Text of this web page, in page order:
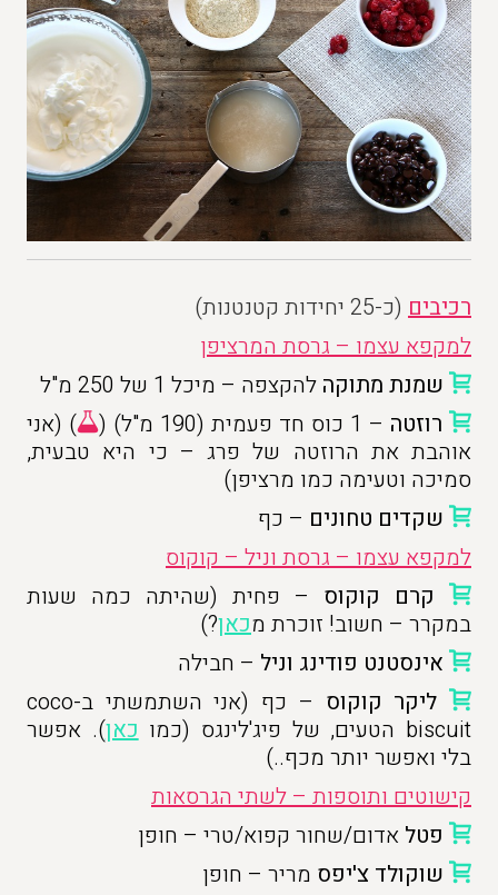
רכיבים (כ-25 יחידות קטנטנות)
למקפא עצמו – גרסת המרציפן
שמנת מתוקה להקצפה – מיכל 1 של 250 מ"ל
רוזטה – 1 כוס חד פעמית (190 מ"ל) (
) (אני
אוהבת את הרוזטה של פרג – כי היא טבעית,
סמיכה וטעימה כמו מרציפן)
שקדים טחונים – כף
למקפא עצמו – גרסת וניל – קוקוס
קרם קוקוס – פחית (שהיתה כמה שעות
במקרר – חשוב! זוכרת מכאן?)
אינסטנט פודינג וניל – חבילה
ליקר קוקוס
– כף (אני השתמשתי ב-coco
biscuit הטעים, של פיג'לינגס (כמו
כאן). אפשר
בלי ואפשר יותר מכף..)
קישוטים ותוספות – לשתי הגרסאות
פטל אדום/שחור קפוא/טרי – חופן
שוקולד צ'יפס מריר – חופן